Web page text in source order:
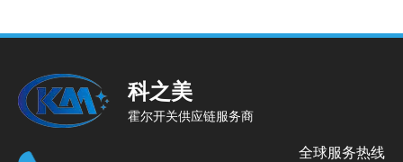
科之美
霍尔开关供应链服务商
全球服务热线